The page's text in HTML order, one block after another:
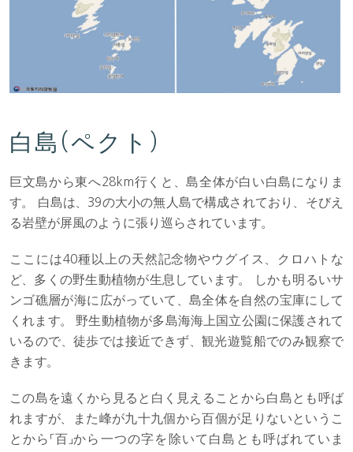
白島(ペクト）
巨文島から東へ28km行くと、島全体が白い白島になりま
す。 白島は、39の大小の無人島で構成されており、そびえ
る岩壁が屏風のように張り巡らされています。
ここには40種以上の天然記念物やウグイス、クロハトな
ど、多くの野生動植物が生息しています。 しかも明るいサ
ンゴ礁層が海に広がっていて、島全体を自然の宝庫にして
くれます。 野生動植物が多島海海上国立公園に保護されて
いるので、徒歩では接近できず、観光遊覧船でのみ観察で
きます。
この島を遠くから見ると白く見えることから白島とも呼ば
れますが、また峰が九十九個から百個が足りないというこ
とから「百」から一つの字を除いて白島とも呼ばれていま